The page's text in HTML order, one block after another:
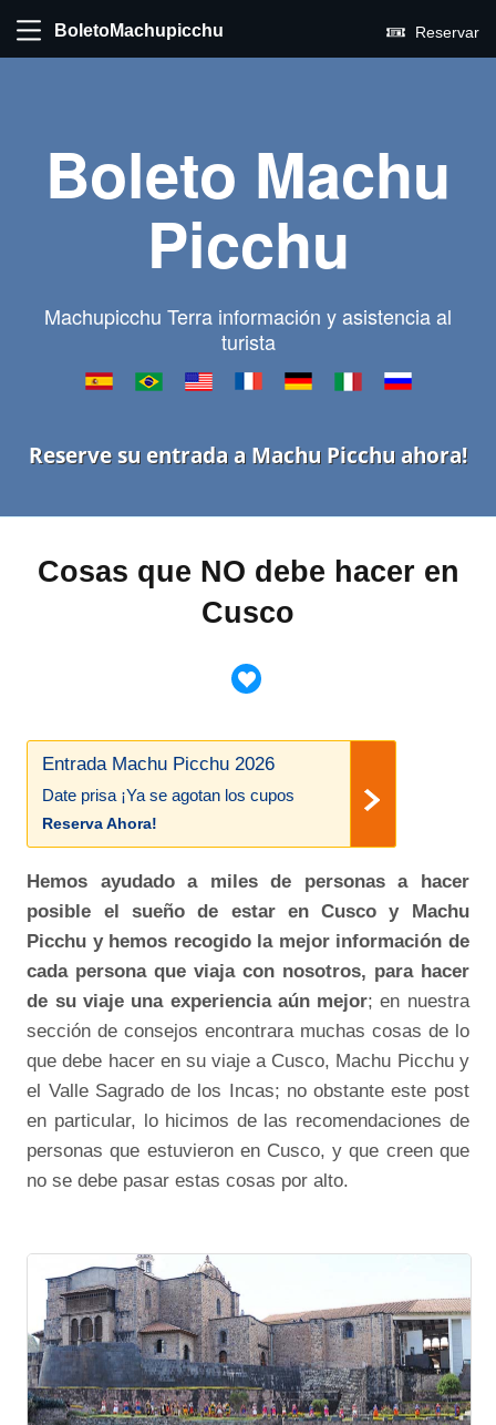
BoletoMachupicchu Reservar
Boleto Machu
Picchu
Machupicchu Terra información y asistencia al
turista
Reserve su entrada a Machu Picchu ahora!
Cosas que NO debe hacer en
Cusco
Entrada Machu Picchu 2026
Date prisa ¡Ya se agotan los cupos
Reserva Ahora!
Hemos ayudado a miles de personas a hacer
posible el sueño de estar en Cusco y Machu
Picchu y hemos recogido la mejor información de
cada persona que viaja con nosotros, para hacer
de su viaje una experiencia aún mejor; en nuestra
sección de consejos encontrara muchas cosas de lo
que debe hacer en su viaje a Cusco, Machu Picchu y
el Valle Sagrado de los Incas; no obstante este post
en particular, lo hicimos de las recomendaciones de
personas que estuvieron en Cusco, y que creen que
no se debe pasar estas cosas por alto.